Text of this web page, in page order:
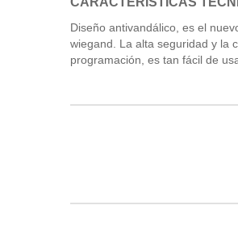
Diseño antivandálico, es el
wiegand. La alta seguridad y la
programación, es tan fácil de